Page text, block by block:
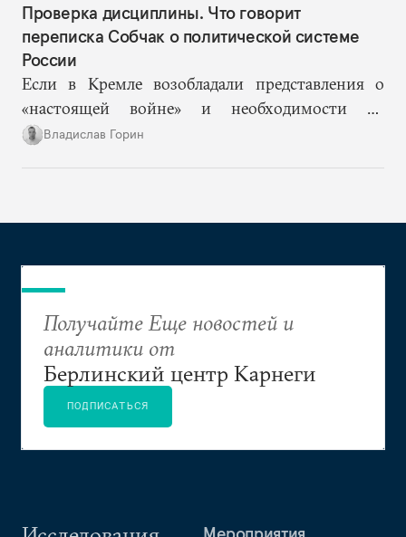
Проверка дисциплины. Что говорит
переписка Собчак о политической системе
России
Если в Кремле возобладали представления о
«настоящей войне» и необходимости не
допустить «раскола в обществе», то Ксения
Владислав Горин
Получайте Еще новостей и
аналитики от
Берлинский центр Карнеги
ПОДПИСАТЬСЯ